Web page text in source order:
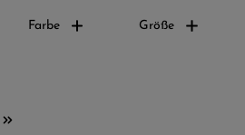
Farbe Größe